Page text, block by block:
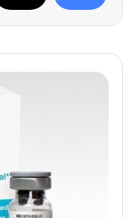
فشل